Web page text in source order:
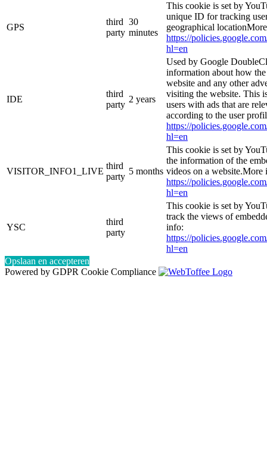
GPS
third
party
30
minutes
This cookie is set by
unique ID for tracking
geographical
https://
hl=en
IDE
third
party
2 years
Used by Google
information about how the
website and any other
visiting the website. This
users with ads that are
according to the user
https://
hl=en
VISITOR_INFO1_LIVE
third
party
5 months
This cookie is set by
the information of the
videos on a website.More
https://
hl=en
YSC
third
party
This cookie is set by
track the views of
info:
https://
hl=en
Opslaan en accepteren
Powered by GDPR Cookie Compliance